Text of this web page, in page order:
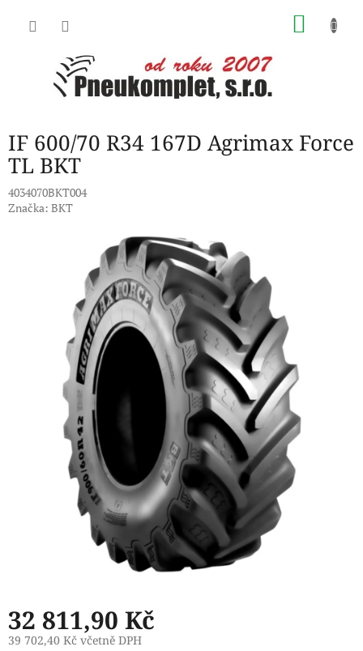
IF 600/70 R34 167D Agrimax Force
TL BKT
4034070BKT004
Značka: BKT
32 811,90 Kč
39 702,40 Kč včetně DPH